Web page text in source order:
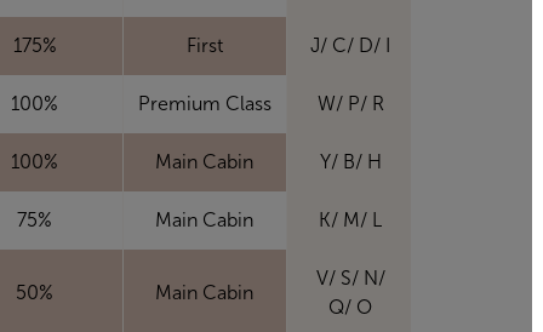
J/ C/ D/ I
First
175%
W/ P/ R
Premium Class
100%
Y/ B/ H
Main Cabin
100%
K/ M/ L
Main Cabin
75%
V/ S/ N/
Q/ O
Main Cabin
50%